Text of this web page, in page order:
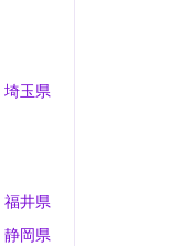
埼玉県
福井県
静岡県